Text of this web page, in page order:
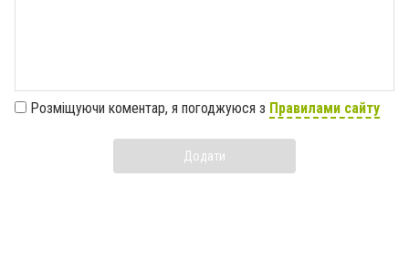
Розміщуючи коментар, я погоджуюся з Правилами сайту
Додати